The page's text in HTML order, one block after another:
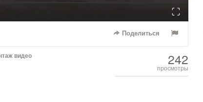
Fullscreen
Поделиться
видео 242
просмотры